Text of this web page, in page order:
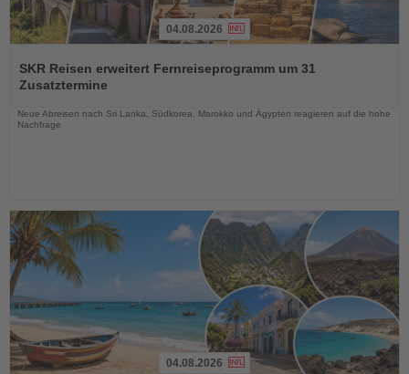
Sie
die
04.08.2026
SKR Reisen erweitert Fernreiseprogramm um 31
Zusatztermine
Neue Abreisen nach Sri Lanka, Südkorea, Marokko und Ägypten reagieren auf die hohe
Nachfrage
04.08.2026